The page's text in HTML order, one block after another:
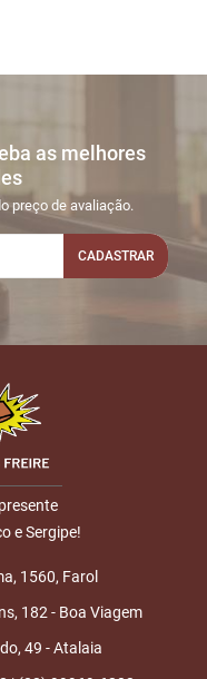
as melhores
preço de avaliação.
CADASTRAR
e Sergipe!
1560, Farol
182 - Boa Viagem
49 - Atalaia